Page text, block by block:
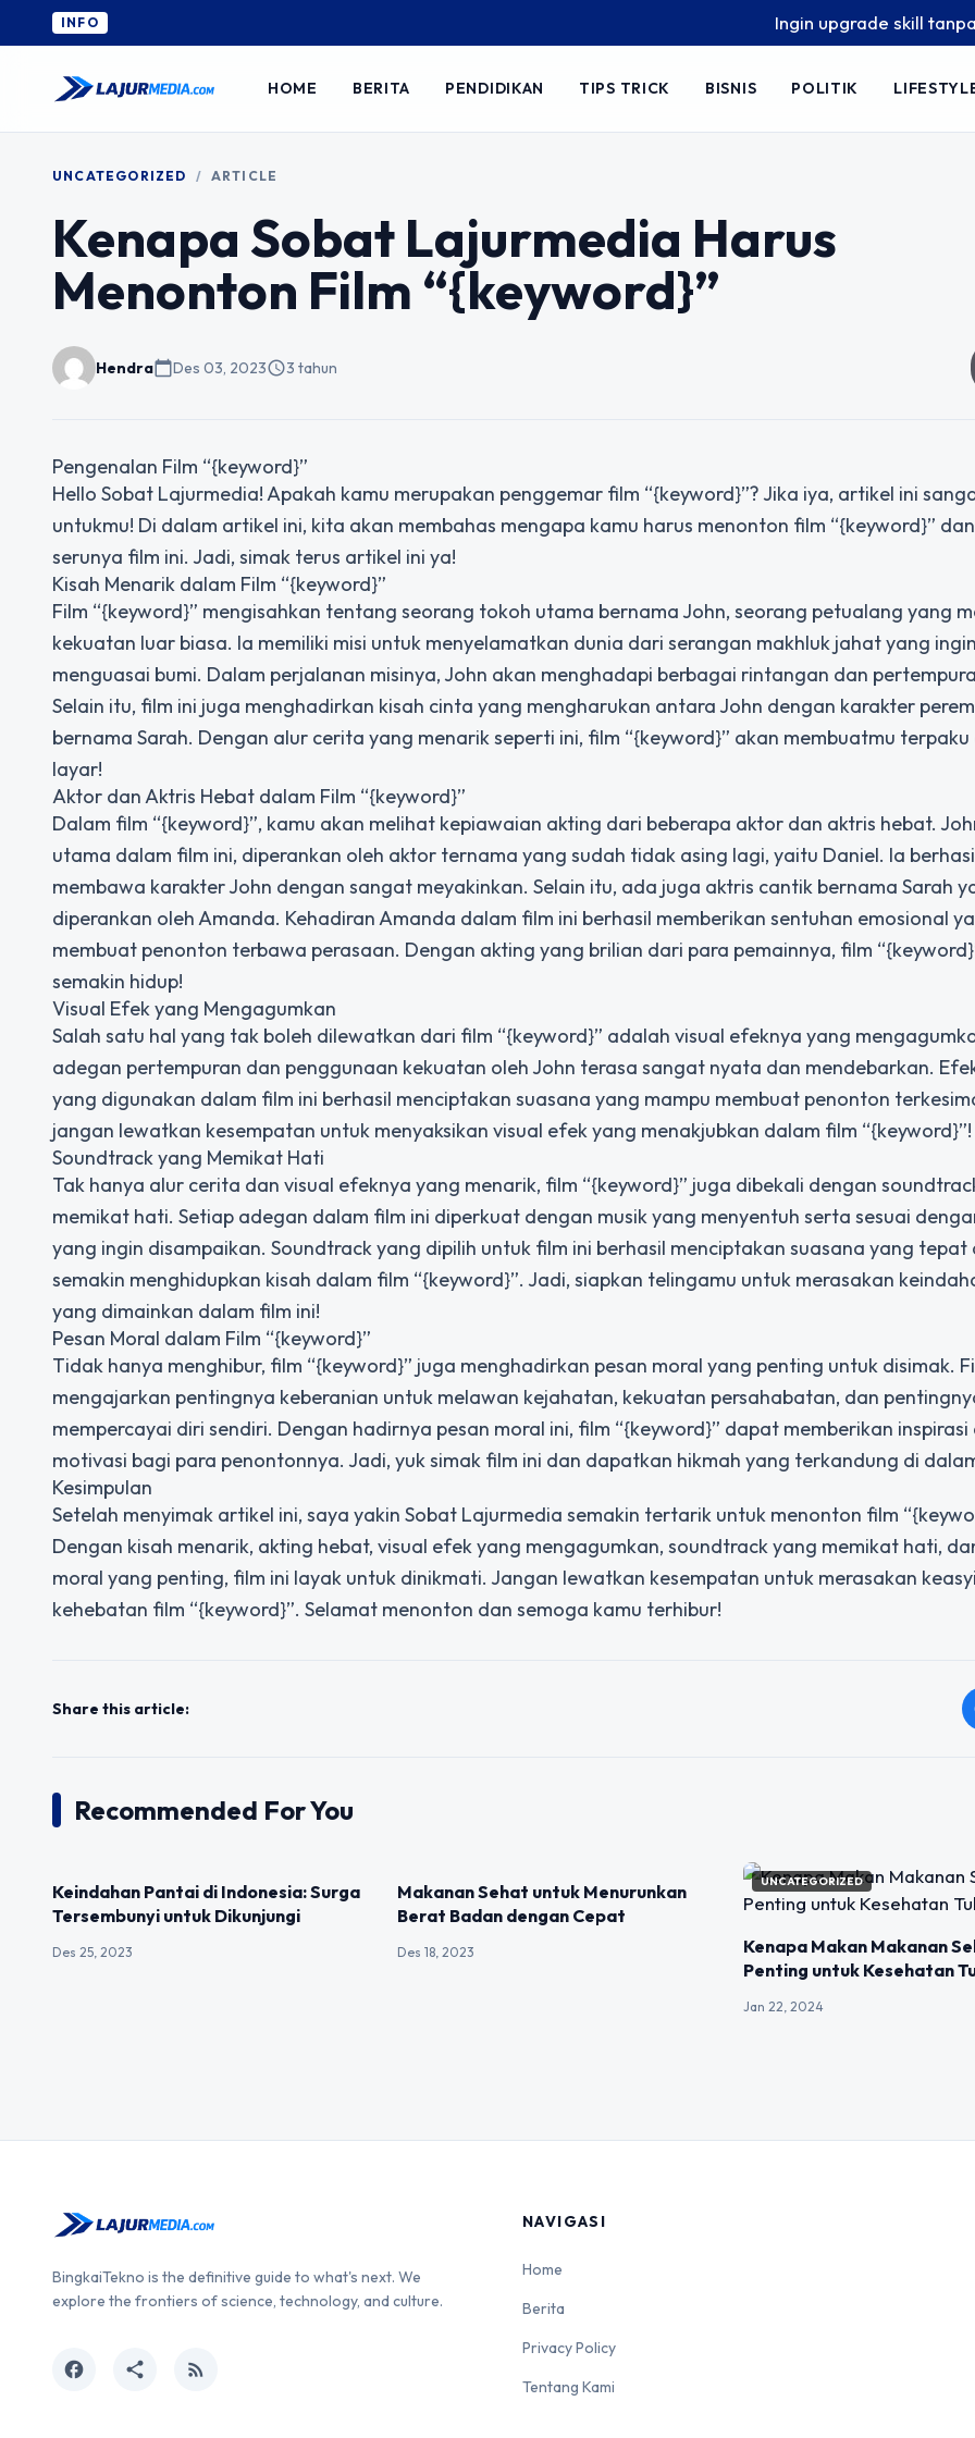
INFO Ingin upgrade skill tanpa
HOME BERITA PENDIDIKAN TIPS TRICK BISNIS POLITIK
UNCATEGORIZED / ARTICLE
Kenapa Sobat Lajurmedia Harus
Menonton Film “{keyword}”
Hendracalendar_todayDes 03, 2023schedule3 tahun
Pengenalan Film “{keyword}”
Hello Sobat Lajurmedia! Apakah kamu merupakan penggemar film “{keyword}”? Jika iya, artikel ini
untukmu! Di dalam artikel ini, kita akan membahas mengapa kamu harus menonton film “{keyword}”
serunya film ini. Jadi, simak terus artikel ini ya!
Kisah Menarik dalam Film “{keyword}”
Film “{keyword}” mengisahkan tentang seorang tokoh utama bernama John, seorang petualang yang
kekuatan luar biasa. Ia memiliki misi untuk menyelamatkan dunia dari serangan makhluk jahat yang ingin
menguasai bumi. Dalam perjalanan misinya, John akan menghadapi berbagai rintangan dan
Selain itu, film ini juga menghadirkan kisah cinta yang mengharukan antara John dengan karakter
bernama Sarah. Dengan alur cerita yang menarik seperti ini, film “{keyword}” akan membuatmu terpaku
layar!
Aktor dan Aktris Hebat dalam Film “{keyword}”
Dalam film “{keyword}”, kamu akan melihat kepiawaian akting dari beberapa aktor dan aktris hebat.
utama dalam film ini, diperankan oleh aktor ternama yang sudah tidak asing lagi, yaitu Daniel. Ia
membawa karakter John dengan sangat meyakinkan. Selain itu, ada juga aktris cantik bernama Sarah
diperankan oleh Amanda. Kehadiran Amanda dalam film ini berhasil memberikan sentuhan emosional
membuat penonton terbawa perasaan. Dengan akting yang brilian dari para pemainnya, film
semakin hidup!
Visual Efek yang Mengagumkan
Salah satu hal yang tak boleh dilewatkan dari film “{keyword}” adalah visual efeknya yang
adegan pertempuran dan penggunaan kekuatan oleh John terasa sangat nyata dan mendebarkan.
yang digunakan dalam film ini berhasil menciptakan suasana yang mampu membuat penonton
jangan lewatkan kesempatan untuk menyaksikan visual efek yang menakjubkan dalam film “{keyword}”!
Soundtrack yang Memikat Hati
Tak hanya alur cerita dan visual efeknya yang menarik, film “{keyword}” juga dibekali dengan
memikat hati. Setiap adegan dalam film ini diperkuat dengan musik yang menyentuh serta sesuai
yang ingin disampaikan. Soundtrack yang dipilih untuk film ini berhasil menciptakan suasana yang tepat
semakin menghidupkan kisah dalam film “{keyword}”. Jadi, siapkan telingamu untuk merasakan
yang dimainkan dalam film ini!
Pesan Moral dalam Film “{keyword}”
Tidak hanya menghibur, film “{keyword}” juga menghadirkan pesan moral yang penting untuk disimak.
mengajarkan pentingnya keberanian untuk melawan kejahatan, kekuatan persahabatan, dan
mempercayai diri sendiri. Dengan hadirnya pesan moral ini, film “{keyword}” dapat memberikan inspirasi
motivasi bagi para penontonnya. Jadi, yuk simak film ini dan dapatkan hikmah yang terkandung di
Kesimpulan
Setelah menyimak artikel ini, saya yakin Sobat Lajurmedia semakin tertarik untuk menonton film
Dengan kisah menarik, akting hebat, visual efek yang mengagumkan, soundtrack yang memikat hati,
moral yang penting, film ini layak untuk dinikmati. Jangan lewatkan kesempatan untuk merasakan
kehebatan film “{keyword}”. Selamat menonton dan semoga kamu terhibur!
Share this article:
Recommended For You
Keindahan Pantai di Indonesia: Surga
Tersembunyi untuk Dikunjungi
Des 25, 2023
Makanan Sehat untuk Menurunkan
Berat Badan dengan Cepat
Des 18, 2023
UNCATEGORIZED
Kenapa Makan Makanan
Penting untuk Kesehatan
Jan 22, 2024
BingkaiTekno is the definitive guide to what's next. We
explore the frontiers of science, technology, and culture.
facebook share rss_feed
NAVIGASI
Home
Berita
Privacy Policy
Tentang Kami